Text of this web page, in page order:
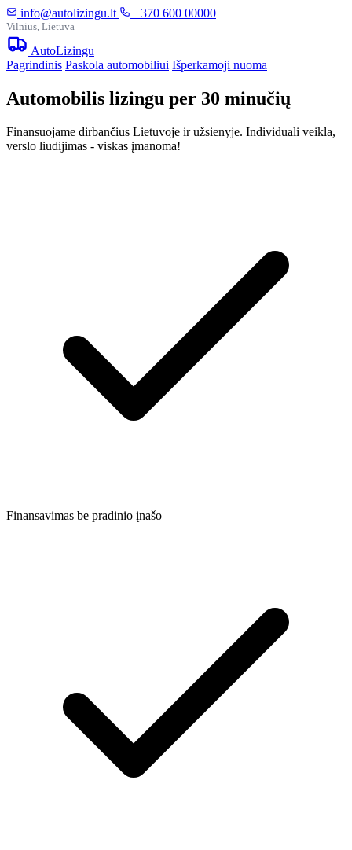
info@autolizingu.lt +370 600 00000
Vilnius, Lietuva
AutoLizingu
Pagrindinis Paskola automobiliui Išperkamoji nuoma
Automobilis lizingu per 30 minučių
Finansuojame dirbančius Lietuvoje ir užsienyje. Individuali veikla,
verslo liudijimas - viskas įmanoma!
Finansavimas be pradinio įnašo